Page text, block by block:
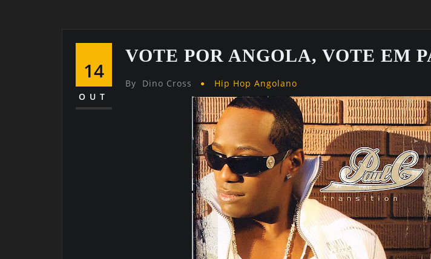
14
OUT
VOTE POR ANGOLA, VOTE EM
By Dino Cross Hip Hop Angolano